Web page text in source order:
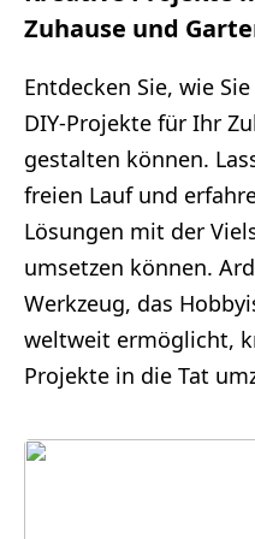
Zuhause und
Entdecken Sie, wie
DIY-Projekte für Ihr
gestalten können.
freien Lauf und
Lösungen mit der
umsetzen können.
Werkzeug, das
weltweit ermöglicht,
Projekte in die Tat